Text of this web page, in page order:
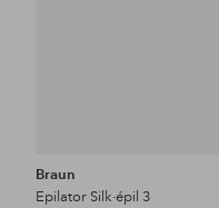
Braun
Epilator Silk·épil 3